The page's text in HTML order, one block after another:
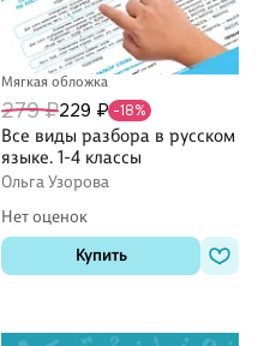
Мягкая обложка
279 ₽229 ₽ -18%
Все виды разбора в русском
языке. 1-4 классы
Ольга Узорова
Нет оценок
Купить